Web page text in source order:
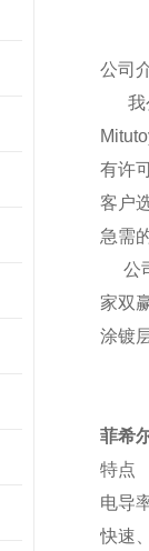
公司
我
有许
客户
急需
公
家双
涂镀
菲希
特点
电导
快速